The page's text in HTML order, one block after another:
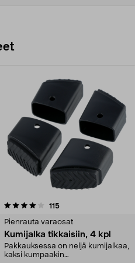
115arvostelut
Pienrauta varaosat
Kumijalka tikkaisiin, 4 kpl
Pakkauksessa on neljä kumijalkaa,
kaksi kumpaakin
4.5 viidestä